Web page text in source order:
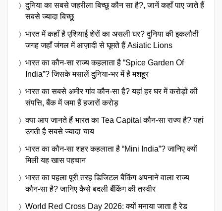
दुनिया का सबसे जहरीला बिच्छू कौन सा है?, जानें कहाँ पाए जाते हैं
सबसे ज्यादा बिच्छू
भारत में कहाँ है एशियाई शेरों का असली घर? दुनिया की इकलौती
जगह जहाँ जंगल में आज़ादी से घूमते हैं Asiatic Lions
भारत का कौन-सा राज्य कहलाता है “Spice Garden Of
India”? जिसके मसालें दुनिया-भर में है मशहूर
भारत का सबसे अमीर गांव कौन-सा है? यहां हर घर में करोड़ों की
संपत्ति, बैंक में जमा हैं हजारों करोड़
क्या आप जानते हैं भारत का Tea Capital कौन-सा राज्य है? यहां
उगती है सबसे ज्यादा चाय
भारत का कौन-सा शहर कहलाता है “Mini India”? जानिए क्यों
मिली यह खास पहचान
भारत का पहला पूरी तरह डिजिटल बैंकिंग अपनाने वाला राज्य
कौन-सा है? जानिए कैसे बदली बैंकिंग की तस्वीर
World Red Cross Day 2026: क्यों मनाया जाता है रेड